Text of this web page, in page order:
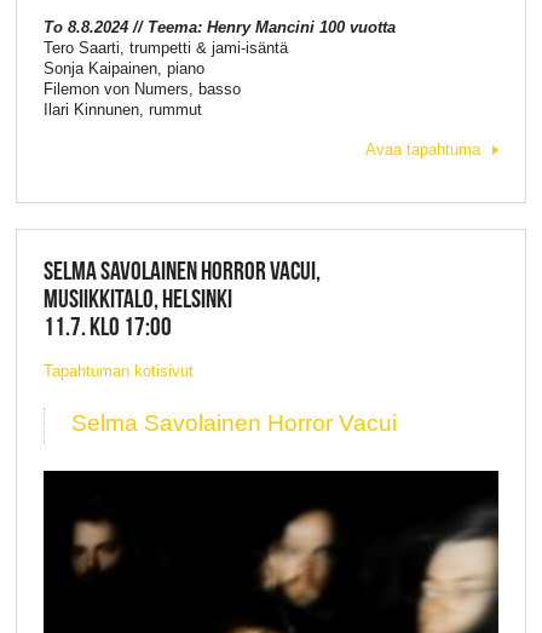
To 8.8.2024 // Teema: Henry Mancini 100 vuotta
Tero Saarti, trumpetti & jami-isäntä
Sonja Kaipainen, piano
Filemon von Numers, basso
Ilari Kinnunen, rummut
Avaa tapahtuma
SELMA SAVOLAINEN HORROR VACUI,
MUSIIKKITALO, HELSINKI
11.7. KLO 17:00
Tapahtuman kotisivut
Selma Savolainen Horror Vacui